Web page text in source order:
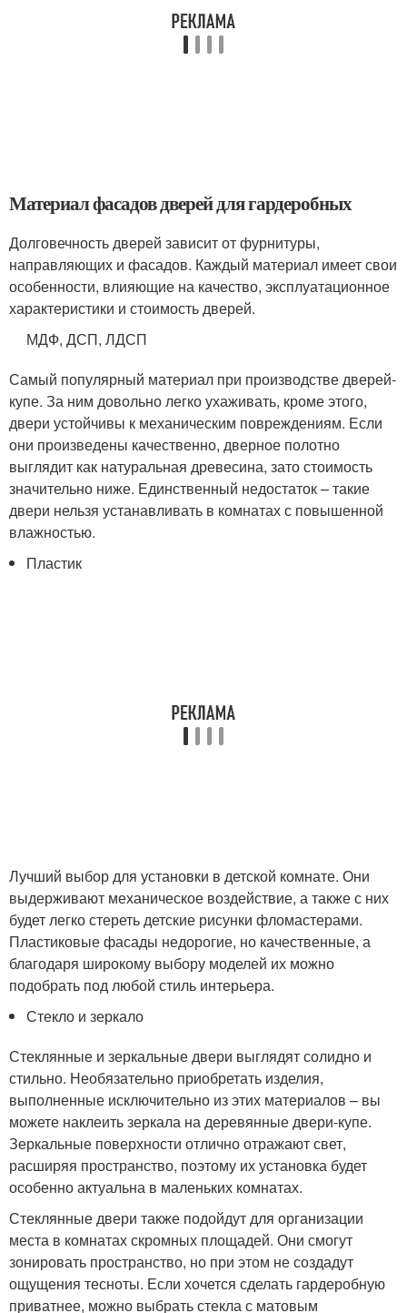
Материал фасадов дверей для гардеробных
Долговечность дверей зависит от фурнитуры,
направляющих и фасадов. Каждый материал имеет свои
особенности, влияющие на качество, эксплуатационное
характеристики и стоимость дверей.
МДФ, ДСП, ЛДСП
Самый популярный материал при производстве дверей-
купе. За ним довольно легко ухаживать, кроме этого,
двери устойчивы к механическим повреждениям. Если
они произведены качественно, дверное полотно
выглядит как натуральная древесина, зато стоимость
значительно ниже. Единственный недостаток – такие
двери нельзя устанавливать в комнатах с повышенной
влажностью.
Пластик
Лучший выбор для установки в детской комнате. Они
выдерживают механическое воздействие, а также с них
будет легко стереть детские рисунки фломастерами.
Пластиковые фасады недорогие, но качественные, а
благодаря широкому выбору моделей их можно
подобрать под любой стиль интерьера.
Стекло и зеркало
Стеклянные и зеркальные двери выглядят солидно и
стильно. Необязательно приобретать изделия,
выполненные исключительно из этих материалов – вы
можете наклеить зеркала на деревянные двери-купе.
Зеркальные поверхности отлично отражают свет,
расширяя пространство, поэтому их установка будет
особенно актуальна в маленьких комнатах.
Стеклянные двери также подойдут для организации
места в комнатах скромных площадей. Они смогут
зонировать пространство, но при этом не создадут
ощущения тесноты. Если хочется сделать гардеробную
приватнее, можно выбрать стекла с матовым